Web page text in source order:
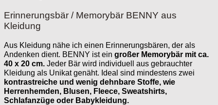
Erinnerungsbär / Memorybär BENNY aus
Kleidung
Aus Kleidung nähe ich einen Erinnerungsbären, der als
Andenken dient. BENNY ist ein großer Memorybär mit ca.
40 x 20 cm. Jeder Bär wird individuell aus gebrauchter
Kleidung als Unikat genäht. Ideal sind mindestens zwei
kontrastreiche und wenig dehnbare Stoffe, wie
Herrenhemden, Blusen, Fleece, Sweatshirts,
Schlafanzüge oder Babykleidung.